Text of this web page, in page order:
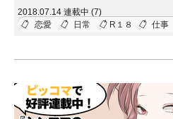
って言ったらキャバクラ流のやり方し
けど…… 成瀬 咲耶（なるせ さくや）
迎えるにあたり、ひとつの賭けに出ま
2018.07.14 連載中 (7)
恋愛
日常 R１８ 仕事